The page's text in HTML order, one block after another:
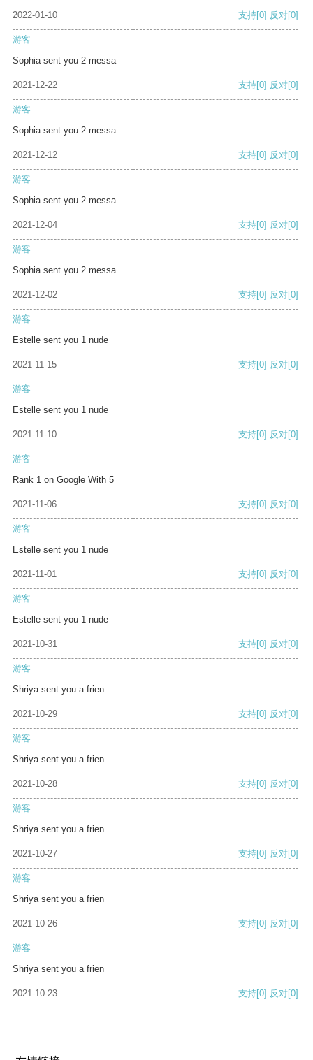
2022-01-10 支持[0] 反对[0]
游客
Sophia sent you 2 messa
2021-12-22 支持[0] 反对[0]
游客
Sophia sent you 2 messa
2021-12-12 支持[0] 反对[0]
游客
Sophia sent you 2 messa
2021-12-04 支持[0] 反对[0]
游客
Sophia sent you 2 messa
2021-12-02 支持[0] 反对[0]
游客
Estelle sent you 1 nude
2021-11-15 支持[0] 反对[0]
游客
Estelle sent you 1 nude
2021-11-10 支持[0] 反对[0]
游客
Rank 1 on Google With 5
2021-11-06 支持[0] 反对[0]
游客
Estelle sent you 1 nude
2021-11-01 支持[0] 反对[0]
游客
Estelle sent you 1 nude
2021-10-31 支持[0] 反对[0]
游客
Shriya sent you a frien
2021-10-29 支持[0] 反对[0]
游客
Shriya sent you a frien
2021-10-28 支持[0] 反对[0]
游客
Shriya sent you a frien
2021-10-27 支持[0] 反对[0]
游客
Shriya sent you a frien
2021-10-26 支持[0] 反对[0]
游客
Shriya sent you a frien
2021-10-23 支持[0] 反对[0]